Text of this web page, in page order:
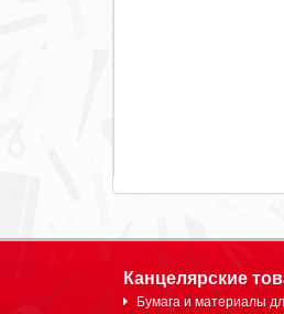
Канцелярские
Бумага и материалы